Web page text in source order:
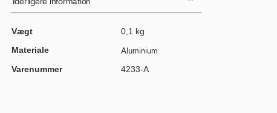
Vægt
0,1 kg
Materiale
Aluminium
Varenummer 4233-A